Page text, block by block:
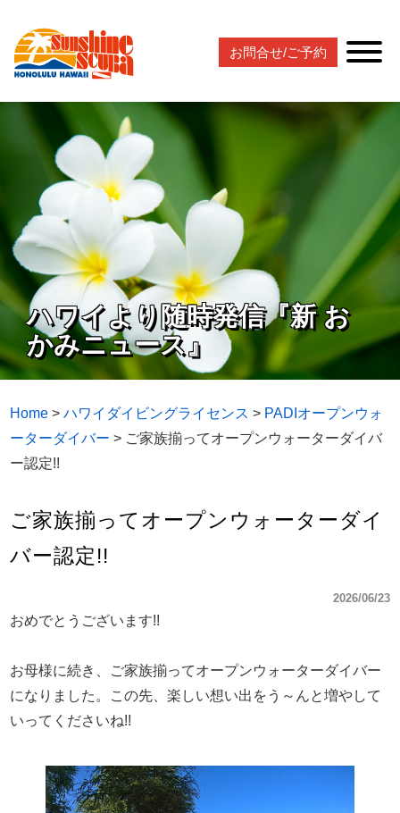
お問合せ/ご予約
ハワイより随時発信『新 お
かみニュース』
Home >ハワイダイビングライセンス > PADIオープンウォ
ーターダイバー > ご家族揃ってオープンウォーターダイバ
ー認定!!
ご家族揃ってオープンウォーターダイ
バー認定!!
2026/06/23
おめでとうございます!!
お母様に続き、ご家族揃ってオープンウォーターダイバー
になりました。この先、楽しい想い出をう～んと増やして
いってくださいね!!